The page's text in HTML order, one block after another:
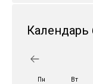
Пн Вт